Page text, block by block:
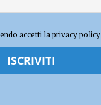
nella provincia di Piacenza”
accetti la privacy policy